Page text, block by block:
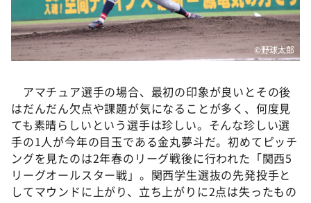
ポツンと一軒家
ザキ山小屋本館
ぺこぱのまるスポ
©️野球太郎
アマチュア選手の場合、最初の印象が良いとその後
はだんだん欠点や課題が気になることが多く、何度見
ても素晴らしいという選手は珍しい。そんな珍しい選
手の1人が今年の目玉である金丸夢斗だ。初めてピッチ
ングを見たのは2年春のリーグ戦後に行われた「関西5
リーグオールスター戦」。関西学生選抜の先発投手と
してマウンドに上がり、立ち上がりに2点は失ったもの